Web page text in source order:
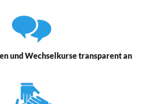
und Wechselkurse transparent an